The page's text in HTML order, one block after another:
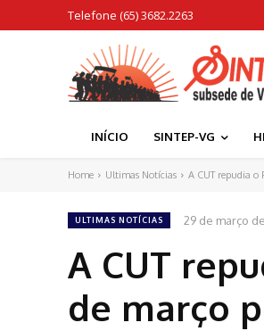
Telefone (65) 3682.2263
INÍCIO SINTEP-VG
Home Ultimas Notícias A CUT repudia o
ULTIMAS NOTÍCIAS 29 de março
A CUT
de março